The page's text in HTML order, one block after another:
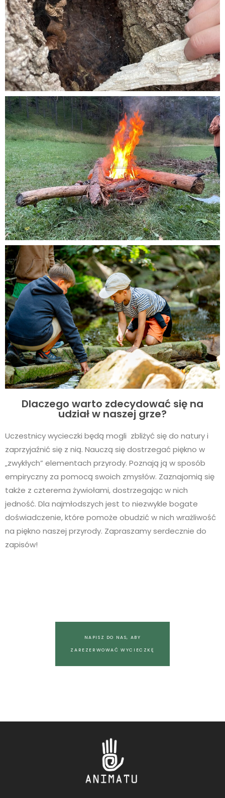
Dlaczego warto zdecydować się na
udział w naszej grze?
Uczestnicy wycieczki będą mogli zbliżyć się do natury i
zaprzyjaźnić się z nią. Nauczą się dostrzegać piękno w
„zwykłych” elementach przyrody. Poznają ją w sposób
empiryczny za pomocą swoich zmysłów. Zaznajomią się
także z czterema żywiołami, dostrzegając w nich
jedność. Dla najmłodszych jest to niezwykle bogate
doświadczenie, które pomoże obudzić w nich wrażliwość
na piękno naszej przyrody. Zapraszamy serdecznie do
zapisów!
NAPISZ DO NAS, ABY
ZAREZERWOWAĆ WYCIECZKĘ